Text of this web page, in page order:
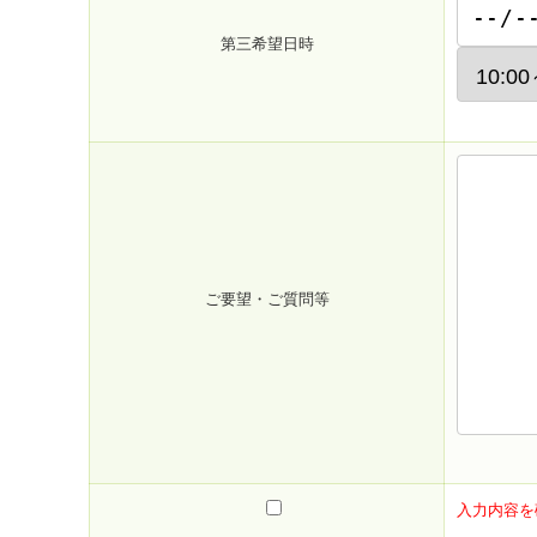
第三希望日時
ご要望・ご質問等
入力内容